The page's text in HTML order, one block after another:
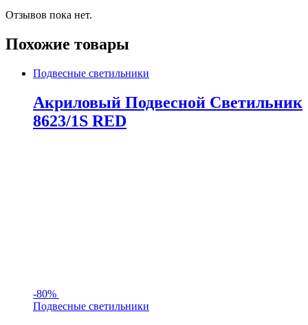
Отзывов пока нет.
Похожие товары
Подвесные светильники
Акриловый Подвесной Светильник
8623/1S RED
-80%
Подвесные светильники